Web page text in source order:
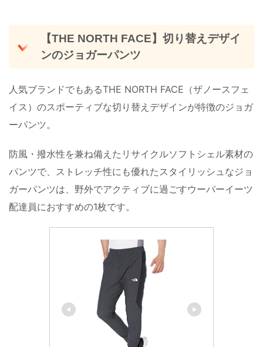
【THE NORTH FACE】切り替えデザイ
ンのジョガーパンツ
人気ブランドでもあるTHE NORTH FACE（ザノースフェ
イス）のスポーティブな切り替えデザインが特徴のジョガ
ーパンツ。
防風・撥水性を兼ね備えたリサイクルソフトシェル素材の
パンツで、ストレッチ性にも優れたスタイリッシュなジョ
ガーパンツは、野外でアクティブに過ごすウーバーイーツ
配達員におすすめの1枚です。